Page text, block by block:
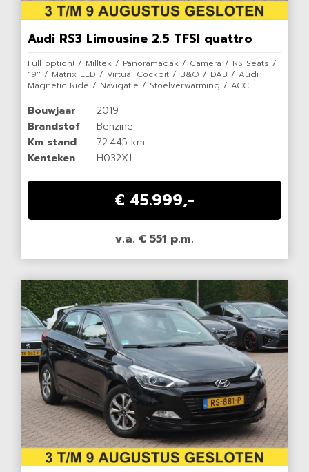
Audi RS3 Limousine 2.5 TFSI quattro
Full option! / Milltek / Panoramadak / Camera / RS Seats /
19'' / Matrix LED / Virtual Cockpit / B&O / DAB / Audi
Magnetic Ride / Navigatie / Stoelverwarming / ACC
Bouwjaar
2019
Brandstof
Benzine
Km stand
72.445 km
Kenteken
H032XJ
€ 45.999,-
v.a. € 551 p.m.